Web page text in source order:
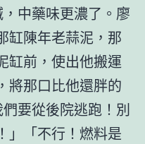
中藥味更濃了。廖
缸陳年老蒜泥，那
缸前，使出他搬運
，將那口比他還胖的
要從後院逃跑！別
」「不行！燃料是